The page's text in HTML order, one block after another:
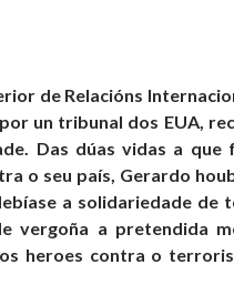
de Relacións
un tribunal dos EUA,
Das dúas vidas a que
o seu país, Gerardo
a solidariedade de
vergoña a pretendida
heroes contra o